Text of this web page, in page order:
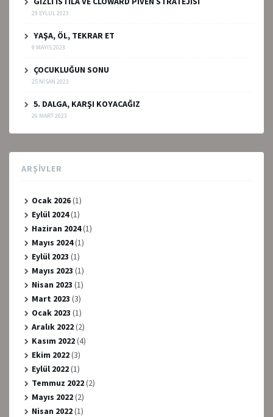
29 EYLÜL 2023
YAŞA, ÖL, TEKRAR ET
9 MAYIS 2023
ÇOCUKLUĞUN SONU
25 NISAN 2023
5. DALGA, KARŞI KOYACAĞIZ
26 MART 2023
ARŞIVLER
Ocak 2026(1)
Eylül 2024(1)
Haziran 2024(1)
Mayıs 2024(1)
Eylül 2023 (1)
Mayıs 2023 (1)
Nisan 2023 (1)
Mart 2023 (3)
Ocak 2023 (1)
Aralık 2022(2)
Kasım 2022(4)
Ekim 2022(3)
Eylül 2022(1)
Temmuz 2022(2)
Mayıs 2022(2)
Nisan 2022(1)